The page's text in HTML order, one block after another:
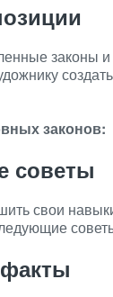
законы
законов:
советы
свои